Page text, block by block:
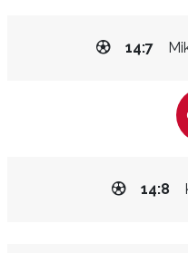
14:7
14:8